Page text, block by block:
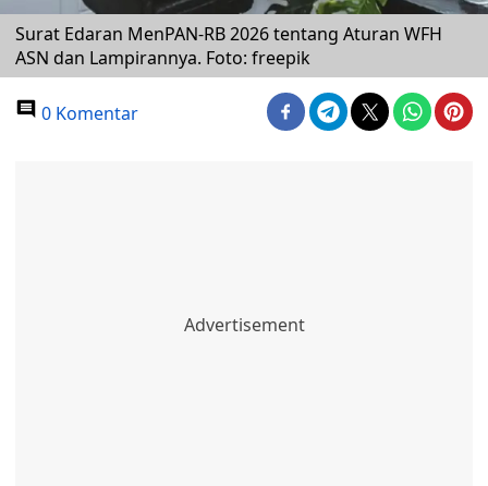
Surat Edaran MenPAN-RB 2026 tentang Aturan WFH
ASN dan Lampirannya. Foto: freepik
0 Komentar